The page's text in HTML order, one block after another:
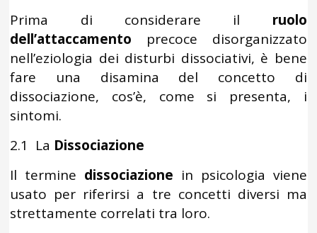
Prima di considerare il ruolo
dell’attaccamento precoce disorganizzato
nell’eziologia dei disturbi dissociativi, è bene
fare una disamina del concetto di
dissociazione, cos’è, come si presenta, i
sintomi.
2.1 La Dissociazione
Il termine dissociazione in psicologia viene
usato per riferirsi a tre concetti diversi ma
strettamente correlati tra loro.